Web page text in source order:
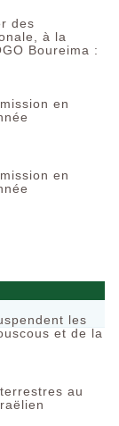
des
à la
Boureima :
en
en
les
et de la
au